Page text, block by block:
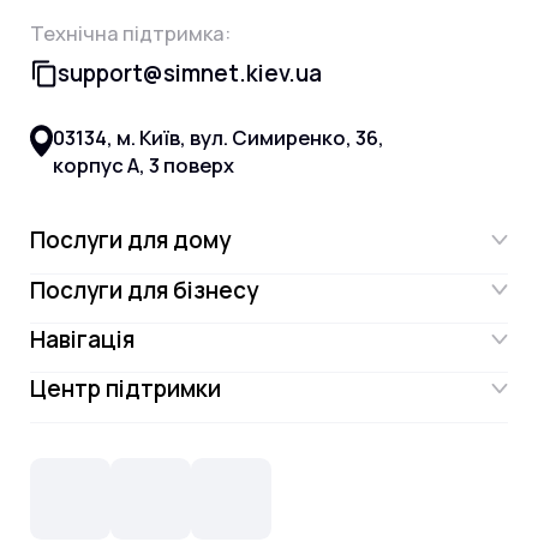
Технічна підтримка:
support@simnet.kiev.ua
03134, м. Київ, вул. Симиренко, 36,
корпус А, 3 поверх
Послуги для дому
Інтернет
Інтернет + ТБ
Цифрове телебачення Omega.TV та
Послуги для бізнесу
Інтернет для бізнесу
Відеонагляд
Навігація
Акції
Центр підтримки